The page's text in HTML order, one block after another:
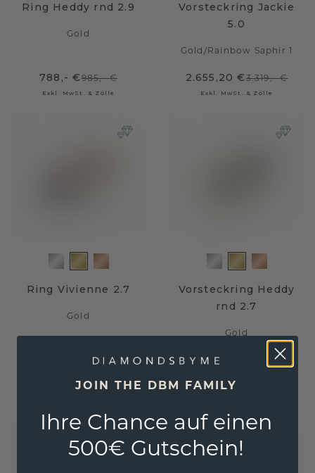
Ring Heddy rnd 2.9
Gold
788,- €985,- €
Exkl. MwSt. & Zölle
Vorsteckring Jackie
5.0
Gold /Rainbow Saphir 1
2.655,20 €3.319,- €
Exkl. MwSt. & Zölle
Ring Vivienne 2.7
Gold
889,- €
Vorsteckring Heddy
rnd 2.7
Gold
735,20 € 919,- €
JOIN THE DBM FAMILY
Ihre Chance auf einen
500€ Gutschein!